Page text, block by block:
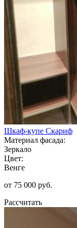
Шкаф-купе Скариф
Материал фасада:
Зеркало
Цвет:
Венге
от 75 000 руб.
Рассчитать